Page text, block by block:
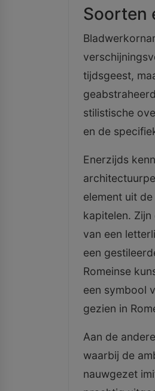
Soorten
tijdsgeest,
stilistische
en de
Enerzijds
element uit
kapitelen.
van een
een
Romeinse
een symbool
gezien in
Aan de
waarbij de
nauwgezet